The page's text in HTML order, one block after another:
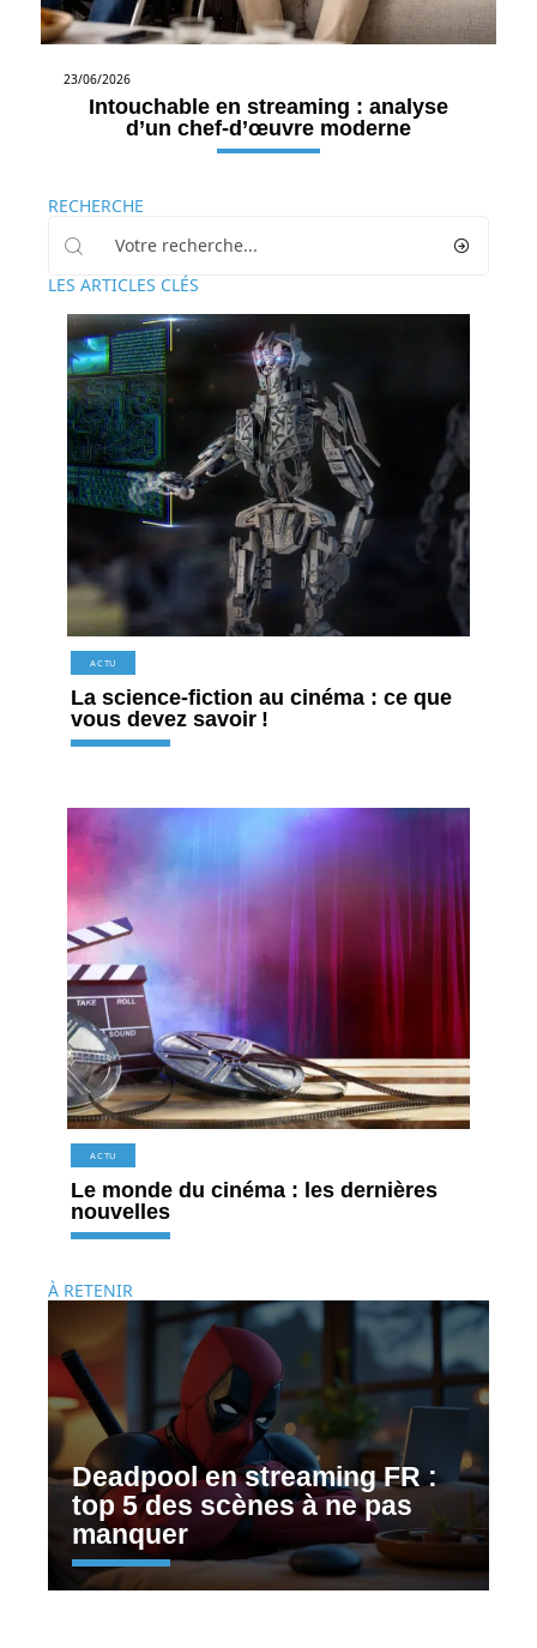
23/06/2026
Intouchable en streaming : analyse
d’un chef-d’œuvre moderne
RECHERCHE
LES ARTICLES CLÉS
ACTU
La science-fiction au cinéma : ce que
vous devez savoir !
ACTU
Le monde du cinéma : les dernières
nouvelles
À RETENIR
Deadpool en streaming FR :
top 5 des scènes à ne pas
manquer